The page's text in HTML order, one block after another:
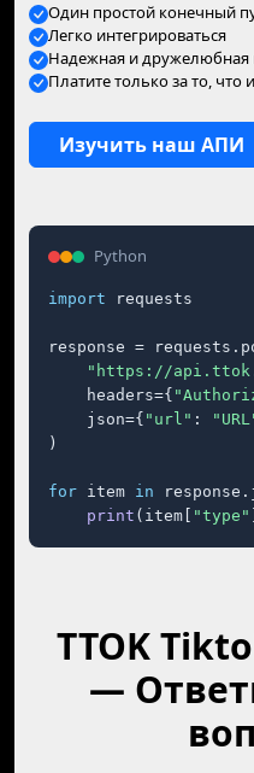
Один простой конечный
Легко интегрироваться
Надежная и дружелюбная
Платите только за то, что
Изучить наш АПИ
Python
import requests
response =
"https://
    headers={
    json={
"url" :
)
for item in
print (item[ "type"
TTOK
—